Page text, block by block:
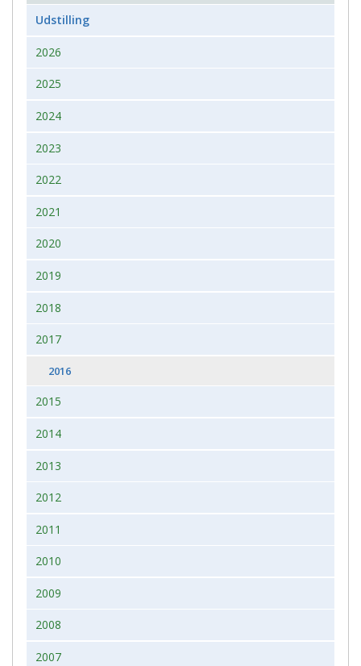
Udstilling
2026
2025
2024
2023
2022
2021
2020
2019
2018
2017
2016
2015
2014
2013
2012
2011
2010
2009
2008
2007